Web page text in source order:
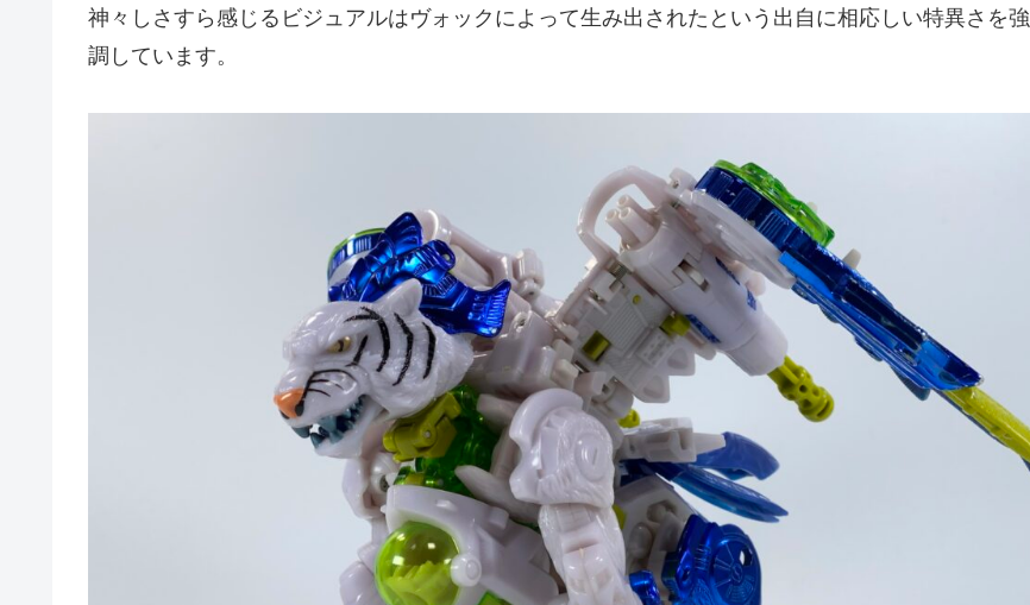
神々しさすら感じるビジュアルはヴォックによって生み出されたという出自に相応しい特異さを強
調しています。